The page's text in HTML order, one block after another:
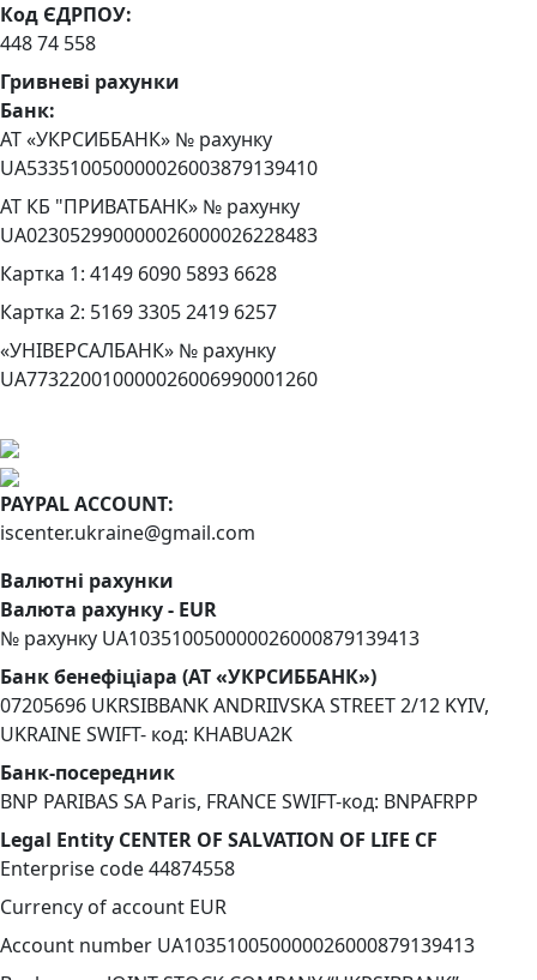
Код ЄДРПОУ:
448 74 558
Гривневі рахунки
Банк:
АТ «УКРСИББАНК» № рахунку
UA533510050000026003879139410
АТ КБ "ПРИВАТБАНК» № рахунку
UA023052990000026000026228483
Картка 1: 4149 6090 5893 6628
Картка 2: 5169 3305 2419 6257
«УНІВЕРСАЛБАНК» № рахунку
UA773220010000026006990001260
PAYPAL ACCOUNT:
iscenter.ukraine@gmail.com
Валютні рахунки
Валюта рахунку - EUR
№ рахунку UA103510050000026000879139413
Банк бенефіціара (АТ «УКРСИББАНК»)
07205696 UKRSIBBANK ANDRIIVSKA STREET 2/12 KYIV,
UKRAINE SWIFT- код: KHABUA2K
Банк-посередник
BNP PARIBAS SA Paris, FRANCE SWIFT-код: BNPAFRPP
Legal Entity CENTER OF SALVATION OF LIFE CF
Enterprise code 44874558
Currency of account EUR
Account number UA103510050000026000879139413